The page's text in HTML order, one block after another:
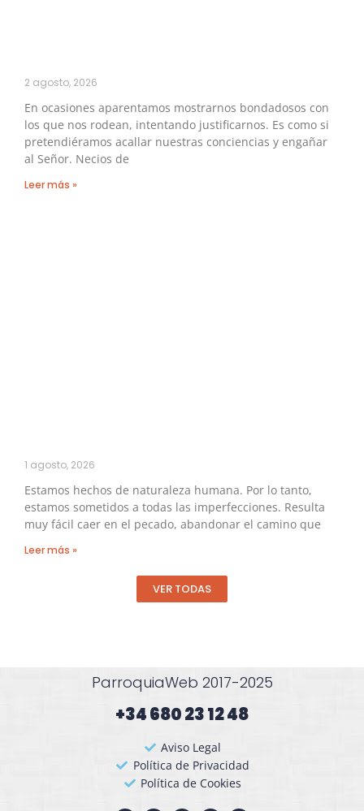
2 agosto, 2026
En ocasiones aparentamos mostrarnos bondadosos con
los que nos rodean, intentando justificarnos. Es como si
pretendiéramos acallar nuestras conciencias y engañar
al Señor. Necios de
Leer más »
1 agosto, 2026
Estamos hechos de naturaleza humana. Por lo tanto,
estamos sometidos a todas las imperfecciones. Resulta
muy fácil caer en el pecado, abandonar el camino que
Leer más »
VER TODAS
ParroquiaWeb 2017-2025
+34 680 23 12 48​
Aviso Legal
Política de Privacidad
Política de Cookies